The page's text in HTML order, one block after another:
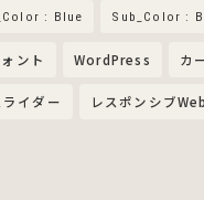
: Blue Sub_Color :
ント WordPress カ
ライダー レスポンシブ